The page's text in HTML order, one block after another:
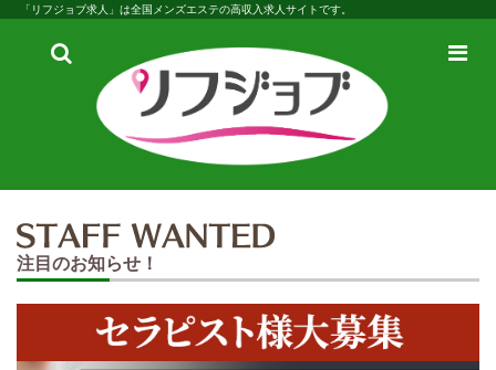
「リフジョブ求人」は全国メンズエステの高収入求人サイトです。
検
メ
注目のお知らせ！